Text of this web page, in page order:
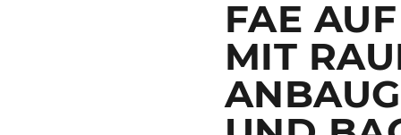
FAE
MIT